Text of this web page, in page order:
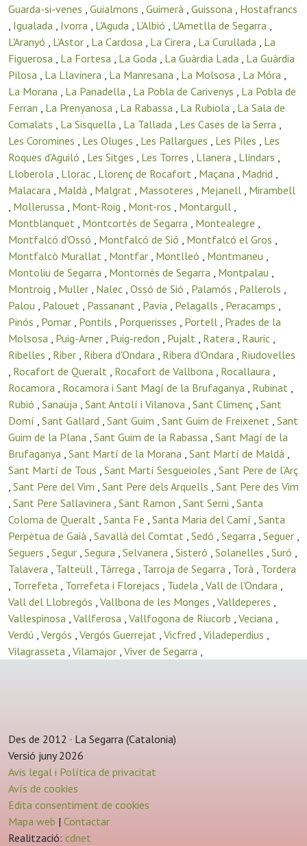
Guarda-si-venes , Guialmons , Guimerà , Guissona , Hostafrancs
, Igualada , Ivorra , L'Aguda , L'Albió , L'Ametlla de Segarra ,
L'Aranyó , L'Astor , La Cardosa , La Cirera , La Curullada , La
Figuerosa , La Fortesa , La Goda , La Guàrdia Lada , La Guàrdia
Pilosa , La Llavinera , La Manresana , La Molsosa , La Móra ,
La Morana , La Panadella , La Pobla de Carivenys , La Pobla de
Ferran , La Prenyanosa , La Rabassa , La Rubiola , La Sala de
Comalats , La Sisquella , La Tallada , Les Cases de la Serra ,
Les Coromines , Les Oluges , Les Pallargues , Les Piles , Les
Roques d'Aguiló , Les Sitges , Les Torres , Llanera , Llindars ,
Lloberola , Llorac , Llorenç de Rocafort , Maçana , Madrid ,
Malacara , Maldà , Malgrat , Massoteres , Mejanell , Mirambell
, Mollerussa , Mont-Roig , Mont-ros , Montargull ,
Montblanquet , Montcortès de Segarra , Montealegre ,
Montfalcó d'Ossó , Montfalcó de Sió , Montfalcó el Gros ,
Montfalcò Murallat , Montfar , Montlleó , Montmaneu ,
Montoliu de Segarra , Montornès de Segarra , Montpalau ,
Montroig , Muller , Nalec , Ossó de Sió , Palamós , Pallerols ,
Palou , Palouet , Passanant , Pavia , Pelagalls , Peracamps ,
Pinós , Pomar , Pontils , Porquerisses , Portell , Prades de la
Molsosa , Puig-Arner , Puig-redon , Pujalt , Ratera , Rauric ,
Ribelles , Riber , Ribera d'Ondara , Ribera d’Ondara , Riudovelles
, Rocafort de Queralt , Rocafort de Vallbona , Rocallaura ,
Rocamora , Rocamora i Sant Magí de la Brufaganya , Rubinat ,
Rubió , Sanaüja , Sant Antolí i Vilanova , Sant Climenç , Sant
Domí , Sant Gallard , Sant Guim , Sant Guim de Freixenet , Sant
Guim de la Plana , Sant Guim de la Rabassa , Sant Magí de la
Brufaganya , Sant Martí de la Morana , Sant Martí de Maldà ,
Sant Martí de Tous , Sant Martí Sesgueioles , Sant Pere de l’Arç
, Sant Pere del Vim , Sant Pere dels Arquells , Sant Pere des Vim
, Sant Pere Sallavinera , Sant Ramon , Sant Serni , Santa
Coloma de Queralt , Santa Fe , Santa Maria del Camí , Santa
Perpètua de Gaià , Savallà del Comtat , Sedó , Segarra , Seguer ,
Seguers , Segur , Segura , Selvanera , Sisteró , Solanelles , Suró ,
Talavera , Talteüll , Tàrrega , Tarroja de Segarra , Torà , Tordera
, Torrefeta , Torrefeta i Florejacs , Tudela , Vall de l'Ondara ,
Vall del Llobregós , Vallbona de les Monges , Valldeperes ,
Vallespinosa , Vallferosa , Vallfogona de Riucorb , Veciana ,
Verdú , Vergós , Vergós Guerrejat , Vicfred , Viladeperdius ,
Vilagrasseta , Vilamajor , Viver de Segarra ,
Des de 2012 · La Segarra (Catalonia)
Versió juny 2026
Avis legal i Política de privacitat
Avís de cookies
Edita consentiment de cookies
Mapa web | Contactar
Realització: cdnet